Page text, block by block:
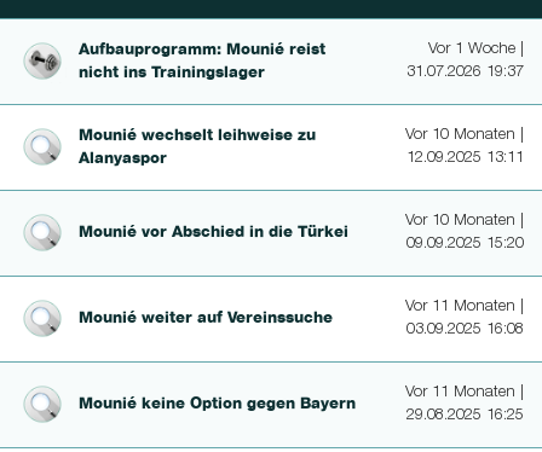
Aufbaup­rog­ramm: Mounié reist
nicht ins Trainingsla­ger
Vor 1 Woche |
31.07.2026 19:37
Mounié wechselt leihweise zu
Alanyaspor
Vor 10 Monaten |
12.09.2025 13:11
Mounié vor Abschied in die Türkei
Vor 10 Monaten |
09.09.2025 15:20
Mounié weiter auf Vereinssuche
Vor 11 Monaten |
03.09.2025 16:08
Mounié keine Option gegen Bayern
Vor 11 Monaten |
29.08.2025 16:25